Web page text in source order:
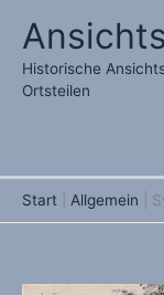
Inhalt
springen
Historische
Ortsteilen
Start Allgemein